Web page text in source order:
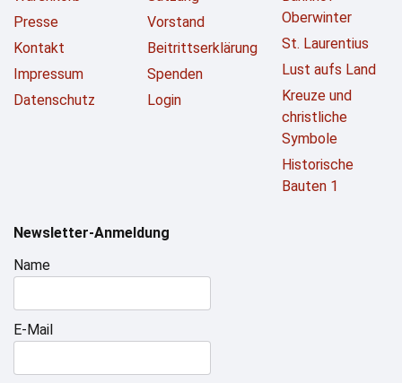
Presse
Kontakt
Impressum
Datenschutz
Vorstand
Beitrittserklärung
Spenden
Login
Oberwinter
St. Laurentius
Lust aufs Land
Kreuze und
christliche
Symbole
Historische
Bauten 1
Newsletter-Anmeldung
Name
E-Mail